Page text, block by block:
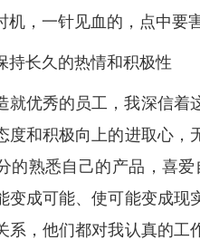
机，一针见血的，点中要
持长久的热情和积极性
就优秀的员工，我深信着
度和积极向上的进取心
的熟悉自己的产品，喜
变成可能、使可能变成
系，他们都对我认真的